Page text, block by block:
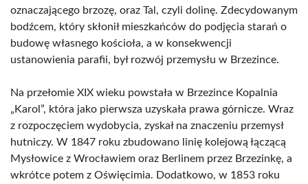
oznaczającego brzozę, oraz Tal, czyli dolinę. Zdecydowanym
bodźcem, który skłonił mieszkańców do podjęcia starań o
budowę własnego kościoła, a w konsekwencji
ustanowienia parafii, był rozwój przemysłu w Brzezince.
Na przełomie XIX wieku powstała w Brzezince Kopalnia
„Karol”, która jako pierwsza uzyskała prawa górnicze. Wraz
z rozpoczęciem wydobycia, zyskał na znaczeniu przemysł
hutniczy. W 1847 roku zbudowano linię kolejową łączącą
Mysłowice z Wrocławiem oraz Berlinem przez Brzezinkę, a
wkrótce potem z Oświęcimia. Dodatkowo, w 1853 roku